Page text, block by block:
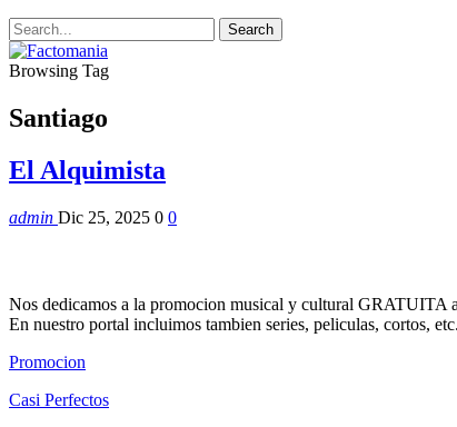
Browsing Tag
Santiago
El Alquimista
admin Dic 25, 2025 0 0
Nos dedicamos a la promocion musical y cultural GRATUITA
En nuestro portal incluimos tambien series, peliculas, cortos,
Promocion
Casi Perfectos